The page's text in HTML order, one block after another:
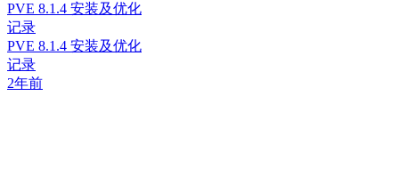
PVE 8.1.4 安装及优化
记录
PVE 8.1.4 安装及优化
记录
2年前